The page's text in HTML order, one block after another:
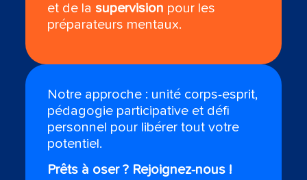
et de la supervision pour les
préparateurs mentaux.
Notre approche : unité corps-esprit,
pédagogie participative et défi
personnel pour libérer tout votre
potentiel.
Prêts à oser ? Rejoignez-nous !